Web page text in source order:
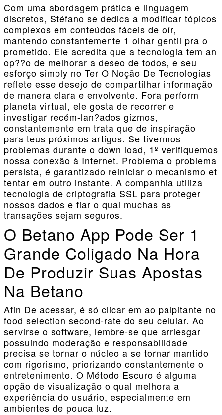
Com uma abordagem prática e linguagem
discretos, Stéfano se dedica a modificar tópicos
complexos em conteúdos fáceis de oír,
mantendo constantemente 1 olhar gentil pra o
prometido. Ele acredita que a tecnologia tem an
op??o de melhorar a deseo de todos, e seu
esforço simply no Ter O Noção De Tecnologias
reflete esse desejo de compartilhar informação
de manera clara e envolvente. Fora perform
planeta virtual, ele gosta de recorrer e
investigar recém-lan?ados gizmos,
constantemente em trata que de inspiração
para teus próximos artigos. Se tivermos
problemas durante o down load, 1º verifiquemos
nossa conexão à Internet. Problema o problema
persista, é garantizado reiniciar o mecanismo et
tentar em outro instante. A companhia utiliza
tecnologia de criptografia SSL para proteger
nossos dados e fiar o qual muchas as
transações sejam seguros.
O Betano App Pode Ser 1
Grande Coligado Na Hora
De Produzir Suas Apostas
Na Betano
Afin De acessar, é só clicar em ao palpitante no
food selection second-rate do seu celular. Ao
servirse o software, lembre-se que arriesgar
possuindo moderação e responsabilidade
precisa se tornar o núcleo a se tornar mantido
com rigorismo, priorizando constantemente o
entretenimento. O Método Escuro é alguma
opção de visualização o qual melhora a
experiência do usuário, especialmente em
ambientes de pouca luz.